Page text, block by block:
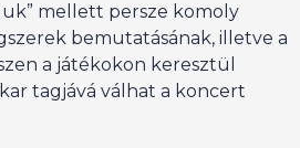
mellett persze komoly
bemutatásának, illetve a
a játékokon keresztül
tagjává válhat a koncert